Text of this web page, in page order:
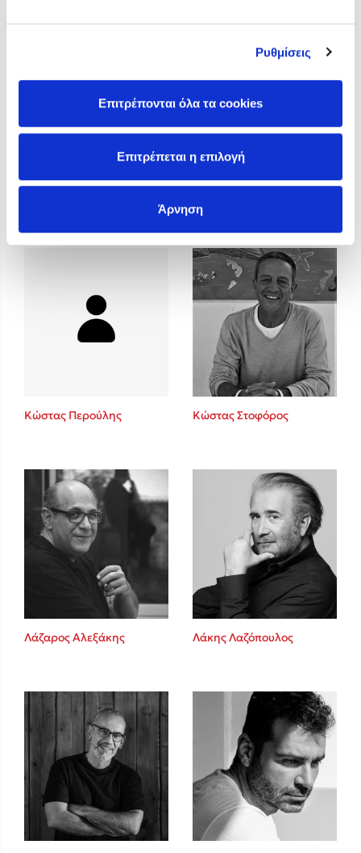
Ρυθμίσεις
Επιτρέπονται όλα τα cookies
Επιτρέπεται η επιλογή
Άρνηση
Ο Κώστας Κρομμύδας στο Παλαιοχώρι Καλαμπάκας
Ο Κώστας Κρομμύδας και η Μαρίνα Γιώτη στη Νικήτη
Ο Στέφανος Ξενάκης στη Χίο
Βιβλίου στο Πεδίον του Άρεως
Κώστας Περούλης Κώστας Στοφόρος
Λάζαρος Αλεξάκης Λάκης Λαζόπουλος